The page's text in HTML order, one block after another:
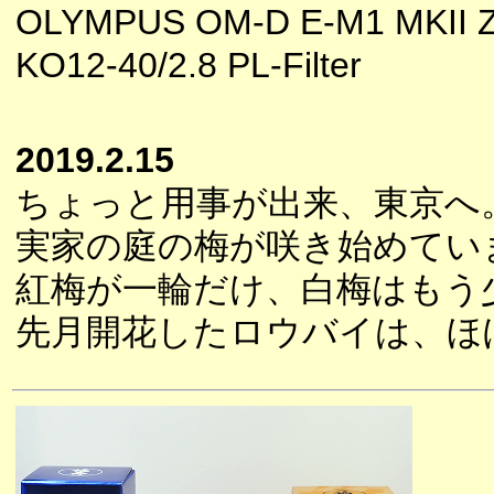
OLYMPUS OM-D E-M1 MKII
KO12-40/2.8 PL-Filter
2019.2.15
ちょっと用事が出来、東京へ
実家の庭の梅が咲き始めてい
紅梅が一輪だけ、白梅はもう
先月開花したロウバイは、